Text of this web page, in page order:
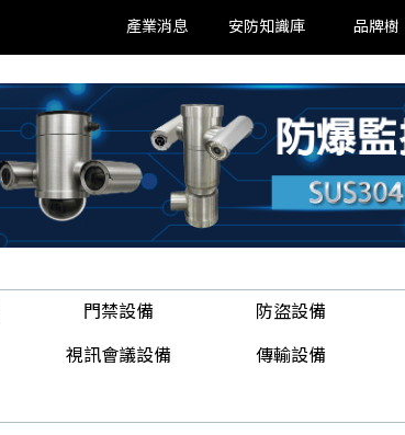
產業消息 安防知識庫 品牌樹
門禁設備 防盜設備
視訊會議設備 傳輸設備